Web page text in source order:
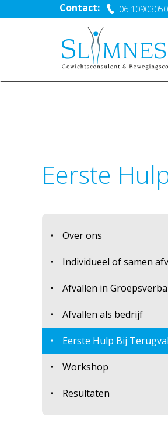
Contact: 06 10903050
Eerste
Over ons
Individueel of samen
Afvallen in
Afvallen als bedrijf
Eerste Hulp Bij Terugval
Workshop
Resultaten